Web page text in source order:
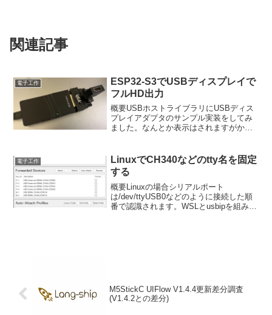
関連記事
電子工作
ESP32-S3でUSBディスプレイで
フルHD出力
概要USBホストライブラリにUSBディス
プレイアダプタのサンプル実装をしてみ
ました。なんとか表示はされますがかな
ダプタいろいろなUSBディスプレイアダ
プタがあります...
電子工作
LinuxでCH340などのtty名を固定
する
概要Linuxの場合シリアルポート
は/dev/ttyUSB0などのように接続した順
番で認識されます。WSLとusbipを組み合
M5StickC UIFlow V1.4.4更新差分調査
(V1.4.2との差分)